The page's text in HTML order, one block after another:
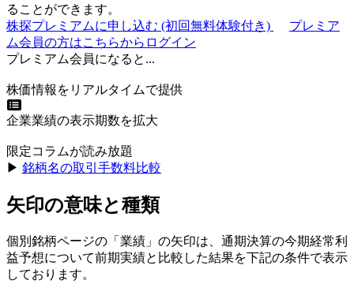
ることができます。
株探プレミアムに申し込む (初回無料体験付き)
プレミア
ム会員の方はこちらからログイン
プレミアム会員になると...
株価情報をリアルタイムで提供
企業業績の表示期数を拡大
限定コラムが読み放題
▶︎ 銘柄名の取引手数料比較
矢印の意味と種類
個別銘柄ページの「業績」の矢印は、通期決算の今期経常利
益予想について前期実績と比較した結果を下記の条件で表示
しております。